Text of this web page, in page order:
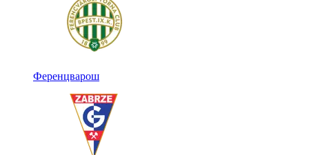
Ференцварош